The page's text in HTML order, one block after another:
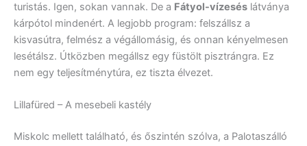
turistás. Igen, sokan vannak. De a Fátyol-vízesés látványa
kárpótol mindenért. A legjobb program: felszállsz a
kisvasútra, felmész a végállomásig, és onnan kényelmesen
lesétálsz. Útközben megállsz egy füstölt pisztrángra. Ez
nem egy teljesítménytúra, ez tiszta élvezet.
Lillafüred – A mesebeli kastély
Miskolc mellett található, és őszintén szólva, a Palotaszálló